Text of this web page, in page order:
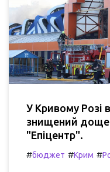
У Кривому Розі
знищений
"Епіцентр".
#бюджет #Крим #